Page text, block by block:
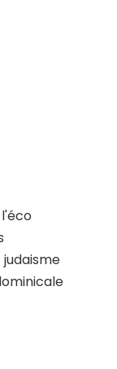
judaisme